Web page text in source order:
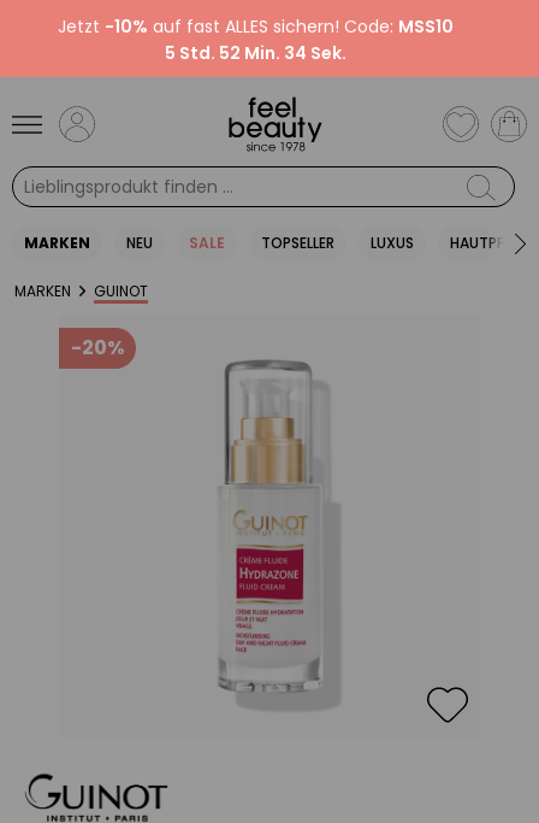
Jetzt -10% auf fast ALLES sichern! Code: MSS10
5 Std. 52 Min. 34 Sek.
MARKEN NEU SALE TOPSELLER LUXUS HAUTPFLEGE
MARKEN GUINOT
-20%